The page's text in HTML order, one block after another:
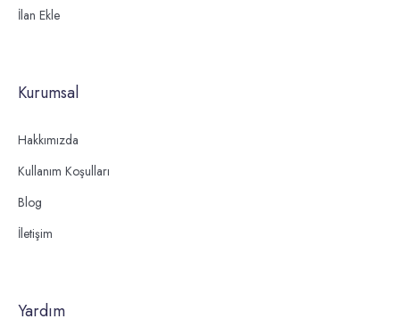
İlan Ekle
Kurumsal
Hakkımızda
Kullanım Koşulları
Blog
İletişim
Yardım